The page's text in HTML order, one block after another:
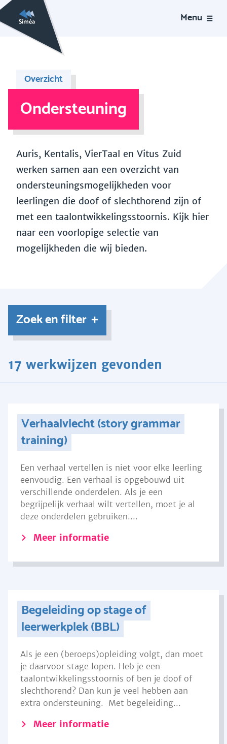
Menu
Overzicht
Ondersteuning
Auris, Kentalis, VierTaal en Vitus Zuid
werken samen aan een overzicht van
ondersteuningsmogelijkheden voor
leerlingen die doof of slechthorend zijn of
met een taalontwikkelingsstoornis. Kijk hier
naar een voorlopige selectie van
mogelijkheden die wij bieden.
Zoek en filter
17 werkwijzen gevonden
Verhaalvlecht (story grammar
training)
Een verhaal vertellen is niet voor elke leerling
eenvoudig. Een verhaal is opgebouwd uit
verschillende onderdelen. Als je een
begrijpelijk verhaal wilt vertellen, moet je al
deze onderdelen gebruiken....
Meer informatie
Begeleiding op stage of
leerwerkplek (BBL)
Als je een (beroeps)opleiding volgt, dan moet
je daarvoor stage lopen. Heb je een
taalontwikkelingsstoornis of ben je doof of
slechthorend? Dan kun je veel hebben aan
extra ondersteuning. Met begeleiding...
Meer informatie